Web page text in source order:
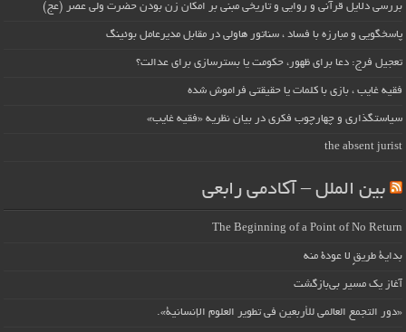
بررسی دلایل قرآنی و روایی و تاریخی مبنی بر امکان زن بودن حضرت ولی عصر (عج)
پاسخگویی و مبارزه با فساد ، سناتور هاولی در مقابل مدیرعامل بوئینگ
تعجیل فرج: دعا برای ظهور، حکومت یا بسترسازی برای عدالت؟
فقیه غایب ، بازی با کلمات یا حقیقتی فراموش شده
سیاستگذاری و چهارچوب فکری در بیان نظریه «فقیه غایب»
the absent jurist
بین الملل – آکادمی رابعی
The Beginning of a Point of No Return
بداية طريقٍ لا عودة منه
آغاز یک مسیر بی‌بازگشت
«دور التجمع العالمي للأربعين في تطوير العلوم الإنسانية».